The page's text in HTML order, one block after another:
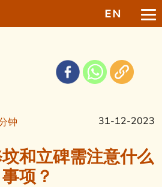
EN
钟 31-12-2023
和立碑需注意什么
事项？